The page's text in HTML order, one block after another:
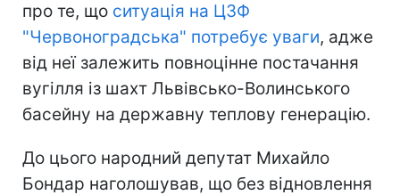
про те, що ситуація на ЦЗФ
"Червоноградська" потребує уваги, адже
від неї залежить повноцінне постачання
вугілля із шахт Львівсько-Волинського
басейну на державну теплову генерацію.
До цього народний депутат Михайло
Бондар наголошував, що без відновлення